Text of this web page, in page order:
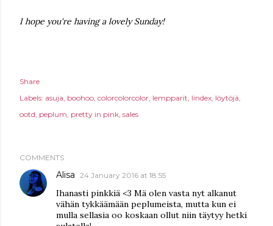
I hope you're having a lovely Sunday!
Share
Labels: asuja boohoo colorcolorcolor lempparit lindex löytöjä
ootd peplum pretty in pink sales
COMMENTS
Alisa 24 January 2016 at 18:55
Ihanasti pinkkiä <3 Mä olen vasta nyt alkanut
vähän tykkäämään peplumeista, mutta kun ei
mulla sellasia oo koskaan ollut niin täytyy hetki